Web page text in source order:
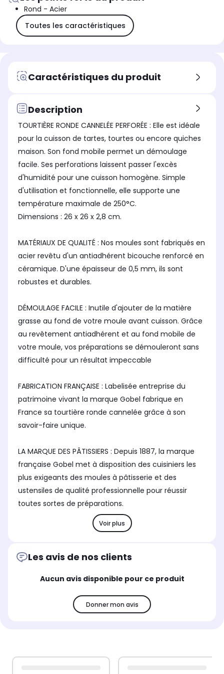
Rond - Acier
Toutes les caractéristiques
Caractéristiques du produit
Description
TOURTIÈRE RONDE CANNELÉE PERFORÉE : Elle est idéale
pour la cuisson de tartes, tourtes ou encore quiches
maison. Son fond mobile permet un démoulage
facile. Ses perforations laissent passer l'excès
d'humidité pour une cuisson homogène. Simple
d'utilisation et fonctionnelle, elle supporte une
température maximale de 250°C.
Dimensions : 26 x 26 x 2,8 cm.
MATÉRIAUX DE QUALITÉ : Nos moules sont fabriqués en
acier revêtu d'un antiadhérent bicouche renforcé en
céramique. D'une épaisseur de 0,5 mm, ils sont
robustes et durables.
DÉMOULAGE FACILE : Inutile d'ajouter de la matière
grasse au fond de votre moule avant cuisson. Grâce
au revêtement antiadhérent et au fond mobile de
votre moule, vos préparations se démouleront sans
difficulté pour un résultat impeccable
FABRICATION FRANÇAISE : Labelisée entreprise du
patrimoine vivant la marque Gobel fabrique en
France sa tourtière ronde cannelée grâce à son
savoir-faire unique.
LA MARQUE DES PÂTISSIERS : Depuis 1887, la marque
française Gobel met à disposition des cuisiniers les
plus exigeants des moules à pâtisserie et des
ustensiles de qualité professionnelle pour réussir
toutes sortes de préparations.
Voir plus
Les avis de nos clients
Aucun avis disponible pour ce produit
Donner mon avis